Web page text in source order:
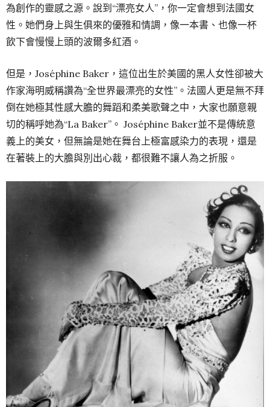
為創作的靈感之源。說到“漂亮女人”，你一定會想到法國女
性。她們身上與生俱來的優雅和情調，像一本書、也像一杯
飲下會慢慢上頭的波爾多紅酒。
但是，Joséphine Baker，這位出生於美國的黑人女性卻被大
作家海明威稱讚為“全世界最漂亮的女性”。法國人更是無不拜
倒在她極其性感大膽的舞蹈和柔美歌聲之中，大家也願意親
切的稱呼她為“La Baker”。 Joséphine Baker並不是傳統意
義上的美女，但無論是她在舞台上極富感染力的表現，還是
在著裝上的大膽與別出心裁，都很難不讓人為之折服。